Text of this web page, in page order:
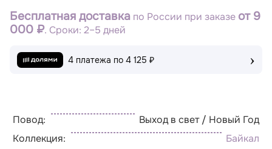
Бесплатная доставка по России при заказе от 9
000 ₽. Сроки: 2–5 дней
4 платежа по 4 125 ₽ ›
Повод:
Выход в свет / Новый Год
Коллекция:
Байкал